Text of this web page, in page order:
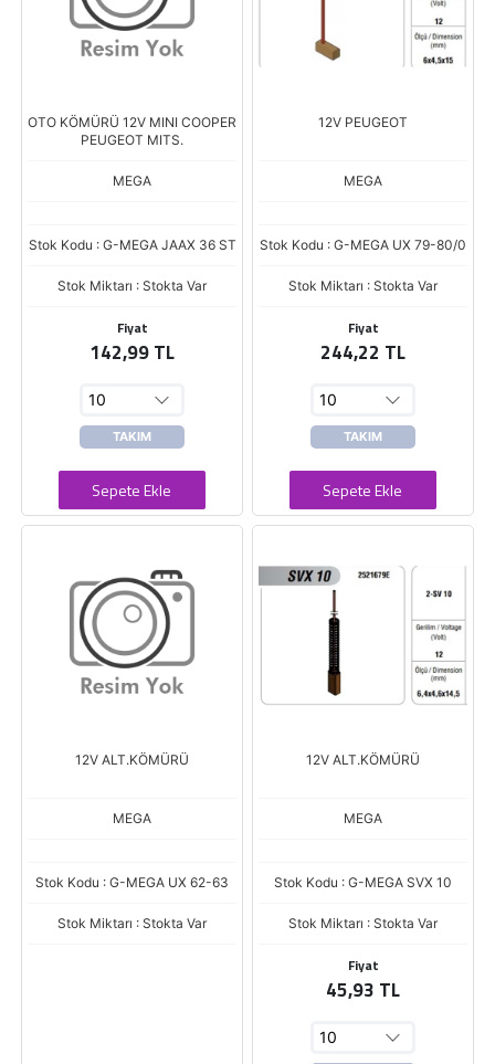
OTO KÖMÜRÜ 12V MINI COOPER
PEUGEOT MITS.
MEGA
Stok Kodu : G-MEGA JAAX 36 ST
Stok Miktarı : Stokta Var
Fiyat
142,99 TL
TAKIM
Sepete Ekle
12V PEUGEOT
MEGA
Stok Kodu : G-MEGA UX 79-80/0
Stok Miktarı : Stokta Var
Fiyat
244,22 TL
TAKIM
Sepete Ekle
12V ALT.KÖMÜRÜ
MEGA
Stok Kodu : G-MEGA UX 62-63
Stok Miktarı : Stokta Var
12V ALT.KÖMÜRÜ
MEGA
Stok Kodu : G-MEGA SVX 10
Stok Miktarı : Stokta Var
Fiyat
45,93 TL